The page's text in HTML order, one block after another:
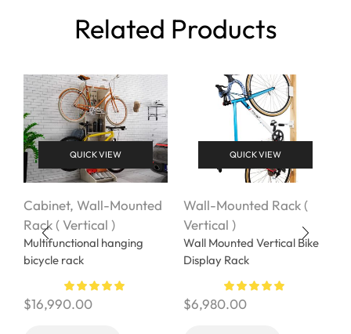
Related Products
QUICK VIEW
Cabinet, Wall-Mounted
Rack ( Vertical )
Multifunctional hanging
bicycle rack
$16,990.00
QUICK VIEW
Wall-Mounted Rack (
Vertical )
Wall Mounted Vertical Bike
Display Rack
$6,980.00